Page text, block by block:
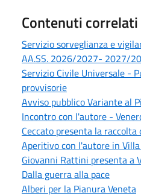
Contenuti correlati
Servizio sorveglianza e
AA.SS. 2026/2027- 2027/
Servizio Civile Universale -
provvisorie
Avviso pubblico Variante al
Incontro con l'autore -
Ceccato presenta la raccolta
Aperitivo con l'autore in
Giovanni Rattini presenta a
Dalla guerra alla pace
Alberi per la Pianura Veneta